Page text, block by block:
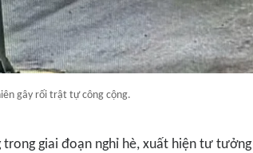
gây rối trật tự công cộng.
trong giai đoạn nghỉ hè, xuất hiện tư tưởng